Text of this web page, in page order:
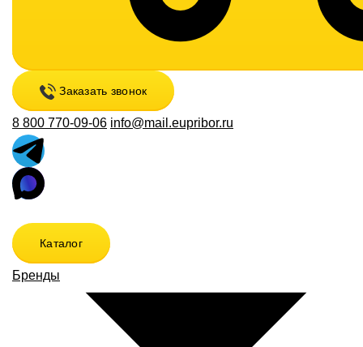
Заказать звонок
8 800 770-09-06 info@mail.eupribor.ru
Каталог
Бренды